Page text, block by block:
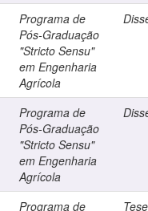
Programa de
Pós-Graduação
"Stricto Sensu"
em Engenharia
Agrícola
Programa de
Pós-Graduação
"Stricto Sensu"
em Engenharia
Agrícola
Programa de
Tese